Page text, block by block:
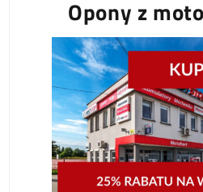
Opony z